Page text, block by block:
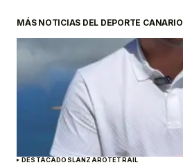
MÁS NOTICIAS DEL DEPORTE CANARIO
DESTACADOSLANZAROTETRAIL